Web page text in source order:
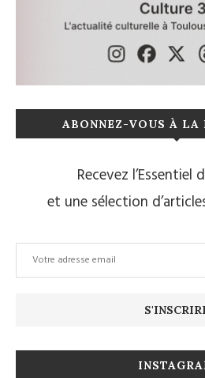
ABONNEZ-VOUS À LA
Recevez l’Essentiel
et une sélection